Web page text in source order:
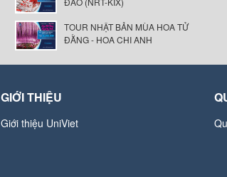
TOUR NHẬT BẢN MÙA HOA TỬ
ĐẰNG - HOA CHI ANH
GIỚI THIỆU
Giới thiệu UniViet